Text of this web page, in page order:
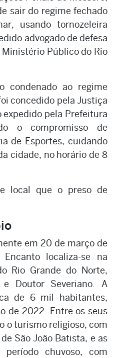
sair do regime fechado
usando tornozeleira
advogado de defesa
Público do Rio
condenado ao regime
concedido pela Justiça
pela Prefeitura
o compromisso de
de Esportes, cuidando
cidade, no horário de 8
local que o preso de
em 20 de março de
localiza-se na
Rio Grande do Norte,
Doutor Severiano. A
de 6 mil habitantes,
de 2022. Entre os seus
o turismo religioso, com
São João Batista, e as
período chuvoso, com